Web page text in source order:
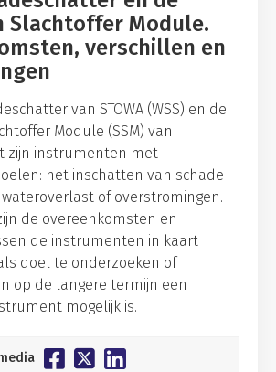
Slachtoffer Module.
verschillen en
van STOWA (WSS) en de
Module (SSM) van
zijn instrumenten met
het inschatten van schade
of overstromingen.
de overeenkomsten en
de instrumenten in kaart
doel te onderzoeken of
op de langere termijn een
mogelijk is.